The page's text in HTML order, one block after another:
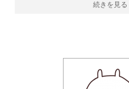
続きを見る